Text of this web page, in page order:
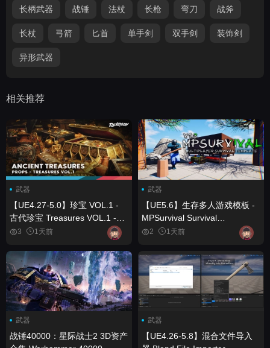
长柄武器 战锤 法杖 长枪 弯刀 战斧
长杖 弓箭 匕首 单手剑 双手剑 装饰剑
异形武器
相关推荐
武器
【UE4.27-5.0】珍宝 VOL.1 -
古代珍宝 Treasures VOL.1 -
Ancient Treasures
3 1天前
武器
【UE5.6】生存多人游戏模板 -
MPSurvival Survival
Multiplayer Template -
2 1天前
武器
战锤40000：星际战士2 3D资产
武器
【UE4.26-5.8】混合文件导入